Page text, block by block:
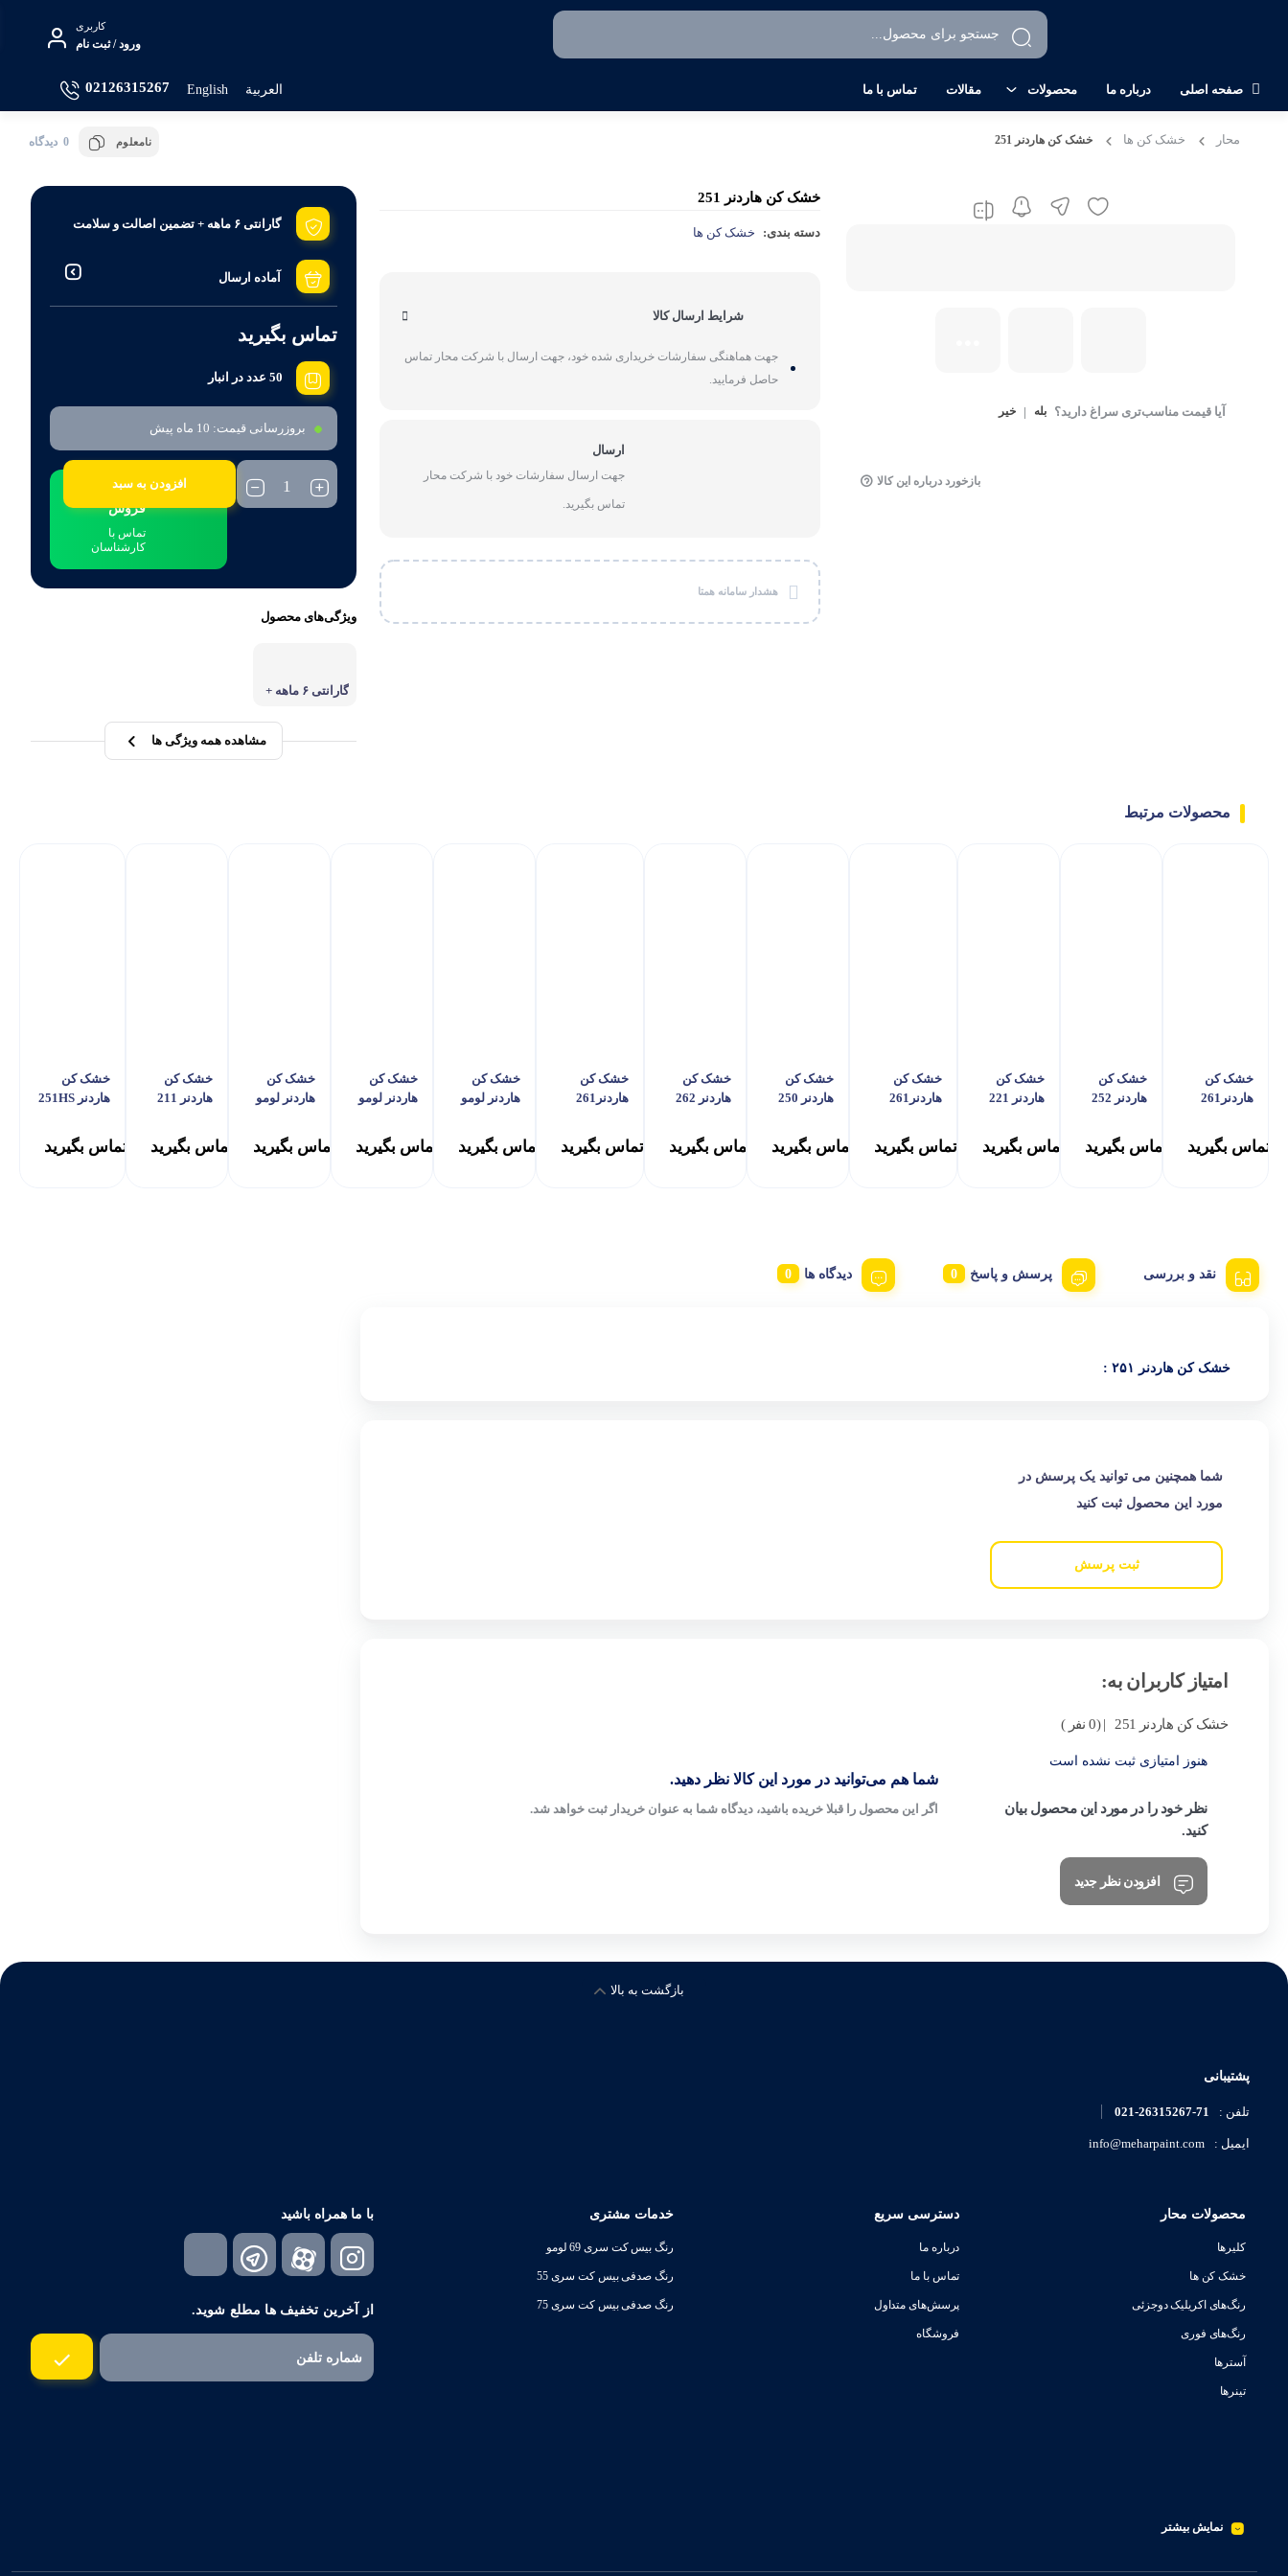
کاربری
ورود / ثبت نام
صفحه اصلی درباره ما محصولات
کلیرها
کلیر 911 لومو
کلیر 921
کلیر 961
مقالات تماس با ما العربية English
02126315267
محار خشک کن ها خشک کن هاردنر 251 نامعلوم 0 دیدگاه
آیا قیمت مناسب‌تری سراغ دارید؟ بله | خیر
بازخورد درباره این کالا
خشک کن هاردنر 251
دسته بندی: خشک کن ها
شرایط ارسال کالا
جهت هماهنگی سفارشات خریداری شده خود، جهت ارسال با شرکت محار تماس
حاصل فرمایید.
ارسال
جهت ارسال سفارشات خود با شرکت محار
تماس بگیرید.
هشدار سامانه همتا
گارانتی ۶ ماهه + تضمین اصالت و سلامت
آماده ارسال
تماس بگیرید
50 عدد در انبار
بروزرسانی قیمت: 10 ماه پیش
افزودن به سبد
ارتباط با بخش
فروش
تماس با
کارشناسان
ویژگی‌های محصول
گارانتی ۶ ماهه +
مشاهده همه ویژگی ها
محصولات مرتبط
خشک کن
هاردنر261
تماس بگیرید
خشک کن
هاردنر 252
تماس بگیرید
خشک کن
هاردنر 221
تماس بگیرید
خشک کن
هاردنر261
تماس بگیرید
خشک کن
هاردنر 250
تماس بگیرید
خشک کن
هاردنر 262
تماس بگیرید
خشک کن
هاردنر261
تماس بگیرید
خشک کن
هاردنر لومو
تماس بگیرید
خشک کن
هاردنر لومو
تماس بگیرید
خشک کن
هاردنر لومو
تماس بگیرید
خشک کن
هاردنر 211
تماس بگیرید
خشک کن
هاردنر 251HS
تماس بگیرید
نقد و بررسی پرسش و پاسخ دیدگاه ها
خشک کن هاردنر ۲۵۱ :
شما همچنین می توانید یک پرسش در
مورد این محصول ثبت کنید
ثبت پرسش
امتیاز کاربران به:
خشک کن هاردنر 251 | (0 نفر )
هنوز امتیازی ثبت نشده است
نظر خود را در مورد این محصول بیان
کنید.
افزودن نظر جدید
شما هم می‌توانید در مورد این کالا نظر دهید.
اگر این محصول را قبلا خریده باشید، دیدگاه شما به عنوان خریدار ثبت خواهد شد.
بازگشت به بالا
پشتیبانی
تلفن : 021-26315267-71
ایمیل : info@meharpaint.com
محصولات محار
کلیرها
خشک کن ها
رنگ‌های اکریلیک دوجزئی
رنگ‌های فوری
آسترها
تینرها
دسترسی سریع
درباره ما
تماس با ما
پرسش‌های متداول
فروشگاه
خدمات مشتری
رنگ بیس کت سری 69 لومو
رنگ صدفی بیس کت سری 55
رنگ صدفی بیس کت سری 75
با ما همراه باشید
از آخرین تخفیف ها مطلع شوید.
نمایش بیشتر